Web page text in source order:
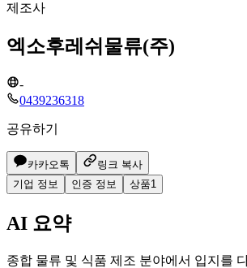
제조사
엑소후레쉬물류(주)
-
0439236318
공유하기
카카오톡
링크 복사
기업 정보
인증 정보 상품1
AI 요약
종합 물류 및 식품 제조 분야에서 입지를